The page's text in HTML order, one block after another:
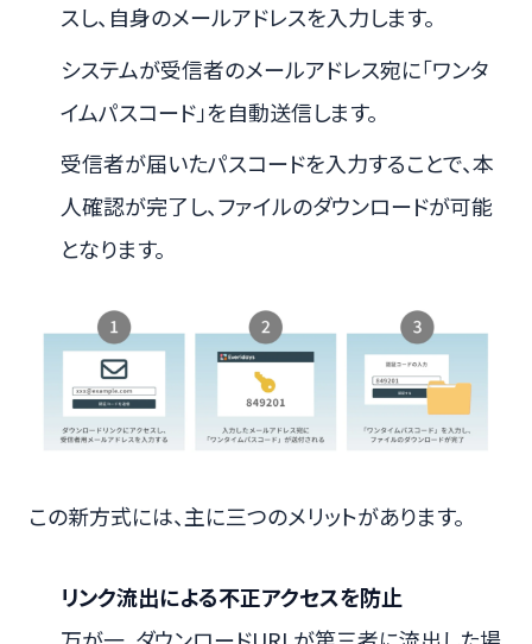
スし、自身のメールアドレスを入力します。
システムが受信者のメールアドレス宛に「ワンタ
イムパスコード」を自動送信します。
受信者が届いたパスコードを入力することで、本
人確認が完了し、ファイルのダウンロードが可能
となります。
この新方式には、主に三つのメリットがあります。
リンク流出による不正アクセスを防止